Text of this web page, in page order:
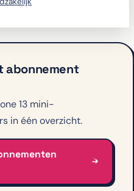
de alternatieven.
abonnement
13 mini-
in één overzicht.